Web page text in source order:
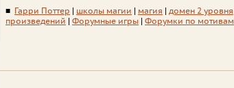
■ Гарри Поттер школы магии магия домен 2 уровня
произведений
Форумные игры Форумки по мотивам